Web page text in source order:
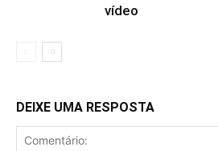
vídeo
DEIXE UMA RESPOSTA